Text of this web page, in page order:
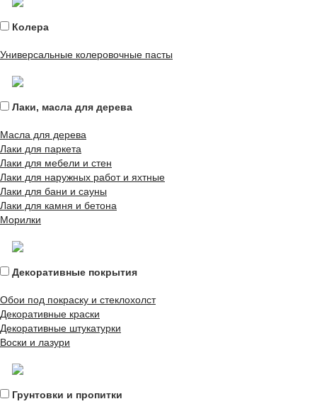
Колера
Универсальные колеровочные пасты
Лаки, масла для дерева
Масла для дерева
Лаки для паркета
Лаки для мебели и стен
Лаки для наружных работ и яхтные
Лаки для бани и сауны
Лаки для камня и бетона
Морилки
Декоративные покрытия
Обои под покраску и стеклохолст
Декоративные краски
Декоративные штукатурки
Воски и лазури
Грунтовки и пропитки